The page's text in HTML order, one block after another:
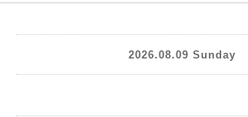
2026.08.09 Sunday